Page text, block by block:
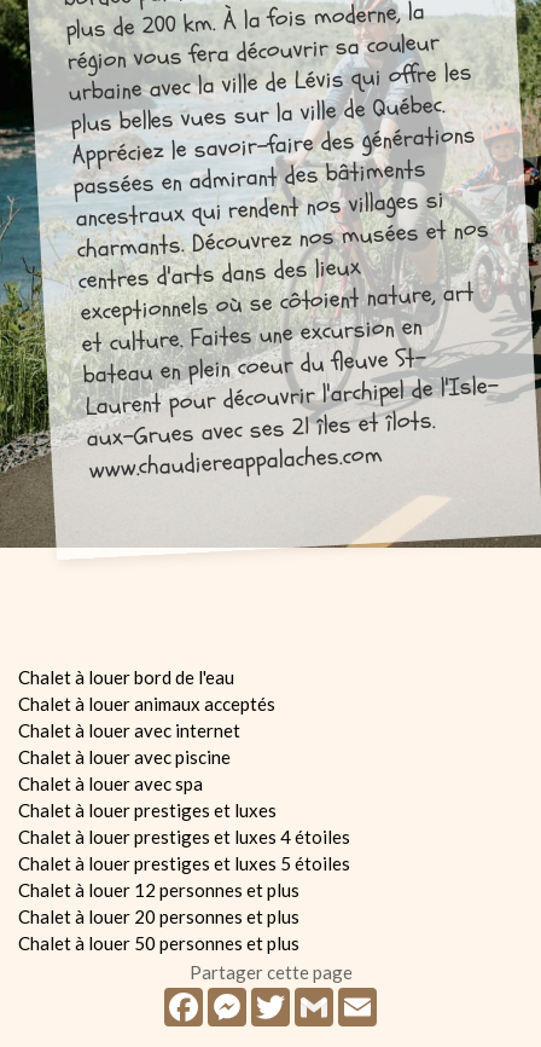
plus de 200 km. À la fois moderne, la
région vous fera découvrir sa couleur
urbaine avec la ville de Lévis qui offre les
plus belles vues sur la ville de Québec.
Appréciez le savoir-faire des générations
passées en admirant des bâtiments
ancestraux qui rendent nos villages si
charmants. Découvrez nos musées et nos
centres d'arts dans des lieux
exceptionnels où se côtoient nature, art
et culture. Faites une excursion en
bateau en plein coeur du fleuve St-
Laurent pour découvrir l'archipel de l'Isle-
aux-Grues avec ses 21 îles et îlots.
www.chaudiereappalaches.com
Chalet à louer bord de l'eau
Chalet à louer animaux acceptés
Chalet à louer avec internet
Chalet à louer avec piscine
Chalet à louer avec spa
Chalet à louer prestiges et luxes
Chalet à louer prestiges et luxes 4 étoiles
Chalet à louer prestiges et luxes 5 étoiles
Chalet à louer 12 personnes et plus
Chalet à louer 20 personnes et plus
Chalet à louer 50 personnes et plus
Partager cette page
FacebookMessenger
TwitterGmail